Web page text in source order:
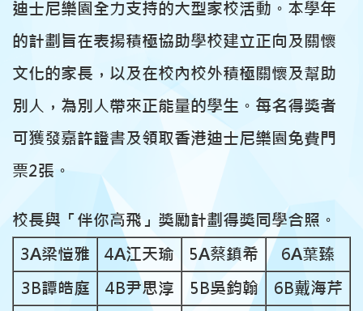
迪士尼樂園全力支持的大型家校活動。本學年
的計劃旨在表揚積極協助學校建立正向及關懷
文化的家長，以及在校內校外積極關懷及幫助
別人，為別人帶來正能量的學生。每名得獎者
可獲發嘉許證書及領取香港迪士尼樂園免費門
票2張。
校長與「伴你高飛」獎勵計劃得獎同學合照。
3A梁愷雅
4A江天瑜 5A蔡鎮希
6A葉臻
3B譚皓庭
4B尹思淳 5B吳鈞翰
6B戴海芹